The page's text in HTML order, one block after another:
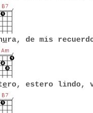
ura, de mis
ero, estero lindo,